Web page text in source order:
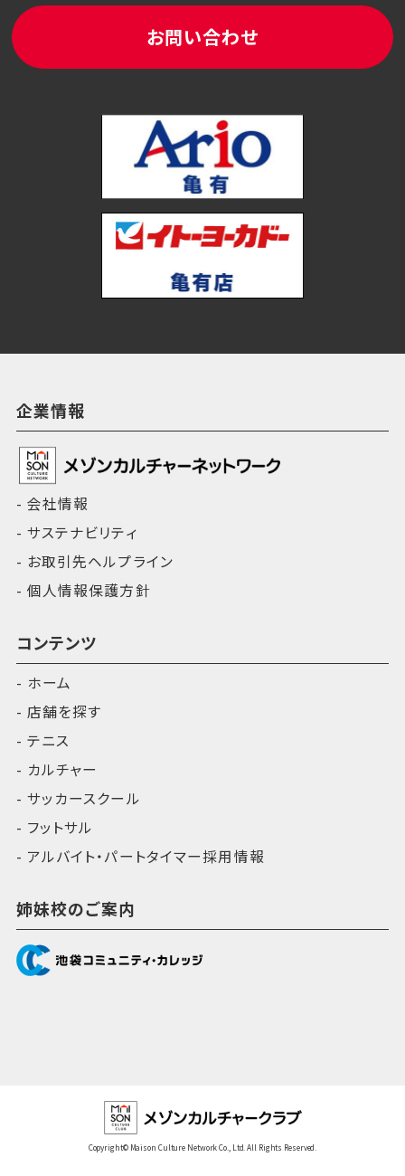
お問い合わせ
企業情報
会社情報
サステナビリティ
お取引先ヘルプライン
個人情報保護方針
コンテンツ
ホーム
店舗を探す
テニス
カルチャー
サッカースクール
フットサル
アルバイト・パートタイマー採用情報
姉妹校のご案内
Copyright© Maison Culture Network Co., Ltd. All Rights Reserved.